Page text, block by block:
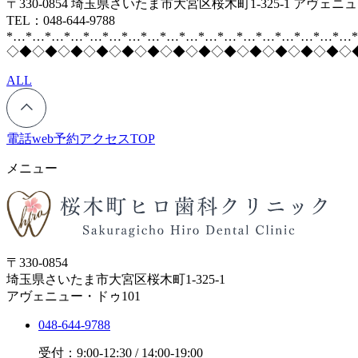
〒330-0854 埼玉県さいたま市大宮区桜木町1-325-1 アヴェニ
TEL：048-644-9788
ALL
電話web予約アクセスTOP
メニュー
〒330-0854
埼玉県さいたま市大宮区桜木町1-325-1
アヴェニュー・ドゥ101
048-644-9788
受付：9:00-12:30 / 14:00-19:00